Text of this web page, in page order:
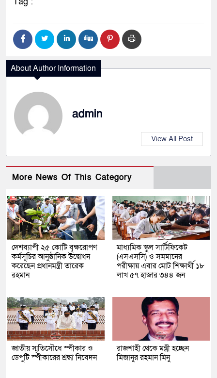
About Author Information
admin
View All Post
More News Of This Category
দেশব্যাপী ২৫ কোটি বৃক্ষরোপণ
কর্মসূচির আনুষ্ঠানিক উদ্বোধন
করেছেন প্রধানমন্ত্রী তারেক
রহমান
মাধ্যমিক স্কুল সার্টিফিকেট
(এসএসসি) ও সমমানের
পরীক্ষায় এবার মোট শিক্ষার্থী ১৮
লাখ ৫৭ হাজার ৩৪৪ জন
জাতীয় স্মৃতিসৌধে স্পীকার ও
ডেপুটি স্পীকারের শ্রদ্ধা নিবেদন
রাজশাহী থেকে মন্ত্রী হচ্ছেন
মিজানুর রহমান মিনু